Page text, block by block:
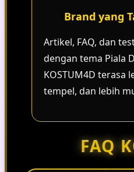
Brand yang
Artikel, FAQ, dan
dengan tema Piala
KOSTUM4D terasa
tempel, dan lebih
FAQ